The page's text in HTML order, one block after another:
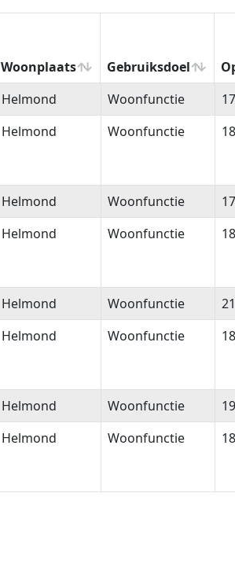
Woonplaats Gebruiksdoel
Woonplaats Gebruiksdoel
Helmond Woonfunctie
Helmond Woonfunctie
Helmond Woonfunctie
Helmond Woonfunctie
Helmond Woonfunctie
Helmond Woonfunctie
Helmond Woonfunctie
Helmond Woonfunctie